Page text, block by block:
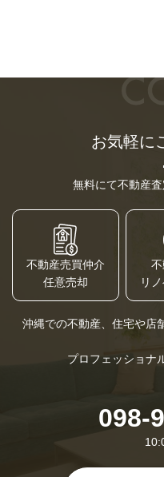
お気軽に
無料にて不動産
不動産売買仲介
任意売却
リ
沖縄での不動産、住宅や店
プロフェッショナ
098-